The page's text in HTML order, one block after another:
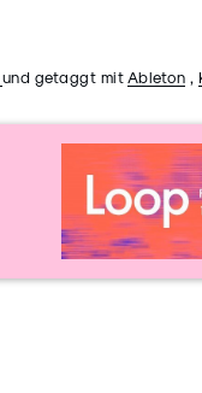
und getaggt mit Ableton ,